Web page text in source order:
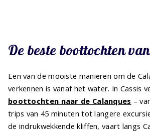
De beste boottochten
Een van de mooiste manieren om de
verkennen is vanaf het water. In Cassis
boottochten naar de Calanques –
trips van 45 minuten tot langere
de indrukwekkende kliffen, vaart langs